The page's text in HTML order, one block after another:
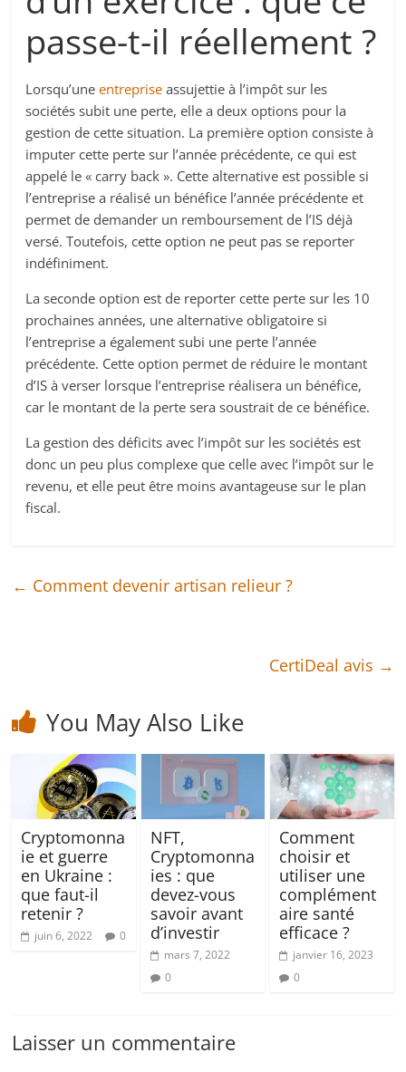
passe-t-il réellement ?
Lorsqu’uneentreprise assujettie à l’impôt sur les
sociétés subit une perte, elle a deux options pour la
gestion de cette situation. La première option consiste à
imputer cette perte sur l’année précédente, ce qui est
appelé le « carry back ». Cette alternative est possible si
l’entreprise a réalisé un bénéfice l’année précédente et
permet de demander un remboursement de l’IS déjà
versé. Toutefois, cette option ne peut pas se reporter
indéfiniment.
La seconde option est de reporter cette perte sur les 10
prochaines années, une alternative obligatoire si
l’entreprise a également subi une perte l’année
précédente. Cette option permet de réduire le montant
d’IS à verser lorsque l’entreprise réalisera un bénéfice,
car le montant de la perte sera soustrait de ce bénéfice.
La gestion des déficits avec l’impôt sur les sociétés est
donc un peu plus complexe que celle avec l’impôt sur le
revenu, et elle peut être moins avantageuse sur le plan
fiscal.
← Comment devenir artisan relieur ?
CertiDeal avis →
You May Also Like
Cryptomonna
ie et guerre
en Ukraine :
que faut-il
retenir ?
juin 6, 2022 0
NFT,
Cryptomonna
ies : que
devez-vous
savoir avant
d’investir
mars 7, 2022
0
Comment
choisir et
utiliser une
complément
aire santé
efficace ?
janvier 16, 2023
0
Laisser un commentaire